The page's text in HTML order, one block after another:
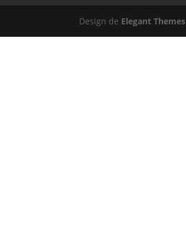
Design de Elegant Themes